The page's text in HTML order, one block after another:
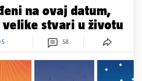
na ovaj datum,
velike stvari u životu
5 58